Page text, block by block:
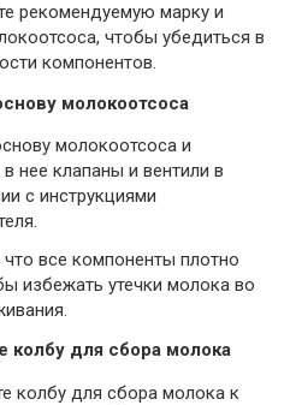
рекомендуемую марку и
чтобы убедиться в
компонентов.
молокоотсоса
молокоотсоса и
в нее клапаны и вентили в
с инструкциями
что все компоненты плотно
избежать утечки молока во
колбу для сбора молока
колбу для сбора молока к